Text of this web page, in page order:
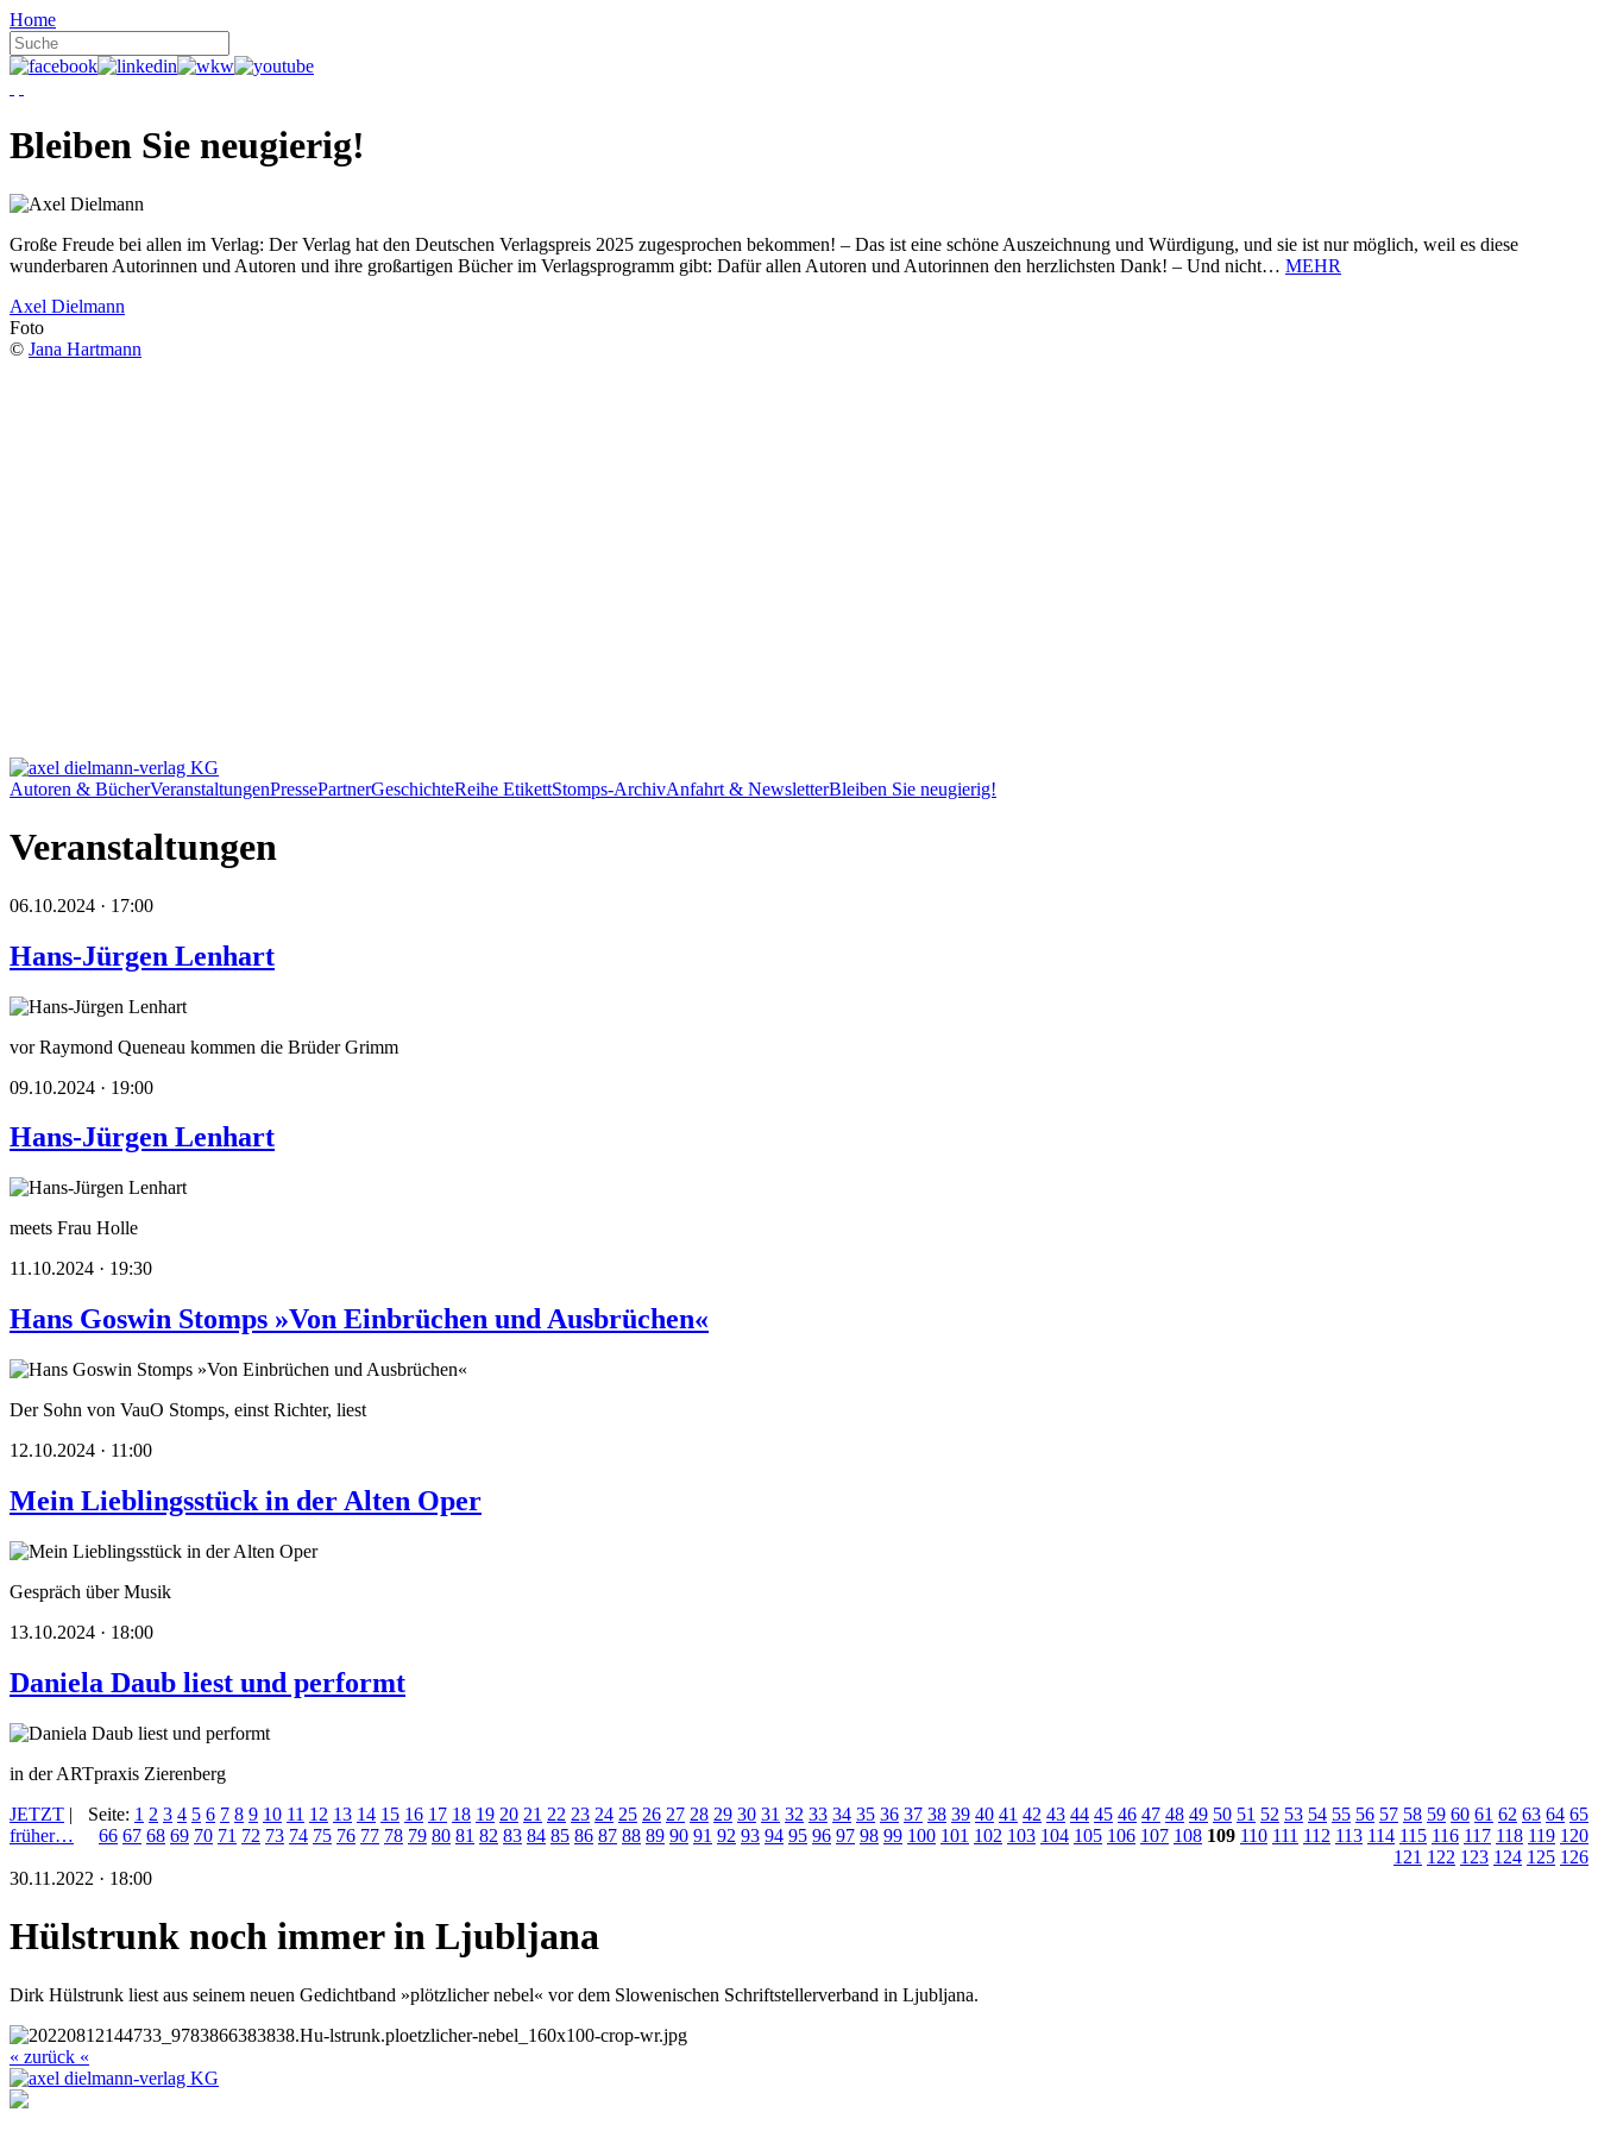
Home
Bleiben Sie neugierig!
Große Freude bei allen im Verlag: Der Verlag hat den Deutschen Verlagspreis 2025 zugesprochen bekommen! – Das ist eine schöne Auszeichnung und Würdigung, und sie ist nur möglich, weil es diese
wunderbaren Autorinnen und Autoren und ihre großartigen Bücher im Verlagsprogramm gibt: Dafür allen Autoren und Autorinnen den herzlichsten Dank! – Und nicht… MEHR
Axel Dielmann
Foto
© Jana Hartmann
Autoren & BücherVeranstaltungenPressePartnerGeschichteReihe EtikettStomps-ArchivAnfahrt & NewsletterBleiben Sie neugierig!
Veranstaltungen
06.10.2024 · 17:00
Hans-Jürgen Lenhart
vor Raymond Queneau kommen die Brüder Grimm
09.10.2024 · 19:00
Hans-Jürgen Lenhart
meets Frau Holle
11.10.2024 · 19:30
Hans Goswin Stomps »Von Einbrüchen und Ausbrüchen«
Der Sohn von VauO Stomps, einst Richter, liest
12.10.2024 · 11:00
Mein Lieblingsstück in der Alten Oper
Gespräch über Musik
13.10.2024 · 18:00
Daniela Daub liest und performt
in der ARTpraxis Zierenberg
JETZT |
früher…
Seite: 1 2 3 4 5 6 7 8 9 10 11 12 13 14 15 16 17 18 19 20 21 22 23 24 25 26 27 28 29 30 31 32 33 34 35 36 37 38 39 40 41 42 43 44 45 46 47 48 49 50 51 52 53 54 55 56 57 58 59 60 61 62 63 64 65
66 67 68 69 70 71 72 73 74 75 76 77 78 79 80 81 82 83 84 85 86 87 88 89 90 91 92 93 94 95 96 97 98 99 100 101 102 103 104 105 106 107 108 109 110 111 112 113 114 115 116 117 118 119 120
121 122 123 124 125 126
30.11.2022 · 18:00
Hülstrunk noch immer in Ljubljana
Dirk Hülstrunk liest aus seinem neuen Gedichtband »plötzlicher nebel« vor dem Slowenischen Schriftstellerverband in Ljubljana.
« zurück «